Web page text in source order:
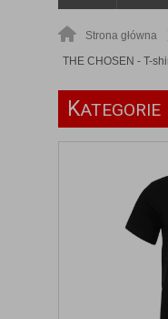
Strona główna
THE CHOSEN - T-
KATEGORIE